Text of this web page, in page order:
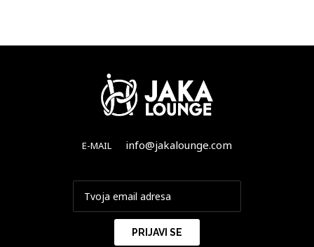
E-MAIL info@jakalounge.com